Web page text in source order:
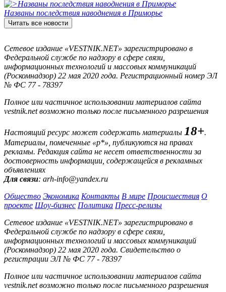
Названы последствия наводнения в Приморье
Читать все новости
Сетевое издание «VESTNIK.NET» зарегистрировано в
Федеральной службе по надзору в сфере связи,
информационных технологий и массовых коммуникаций
(Роскомнадзор) 22 мая 2020 года. Регистрационный номер ЭЛ
№ ФС 77 - 78397
Полное или частичное использовании материалов сайта
vestnik.net возможно только после письменного разрешения
Настоящий ресурс может содержать материалы 18+.
Материалы, помеченные «р*», публикуются на правах
рекламы. Редакция сайта не несет ответственности за
достоверность информации, содержащейся в рекламных
объявлениях
Для связи: arh-info@yandex.ru
Общество Экономика Контакты В мире Происшествия О
проекте Шоу-бизнес Политика Пресс-релизы
Сетевое издание «VESTNIK.NET» зарегистрировано в
Федеральной службе по надзору в сфере связи,
информационных технологий и массовых коммуникаций
(Роскомнадзор) 22 мая 2020 года. Свидетельство о
регистрации ЭЛ № ФС 77 - 78397
Полное или частичное использовании материалов сайта
vestnik.net возможно только после письменного разрешения